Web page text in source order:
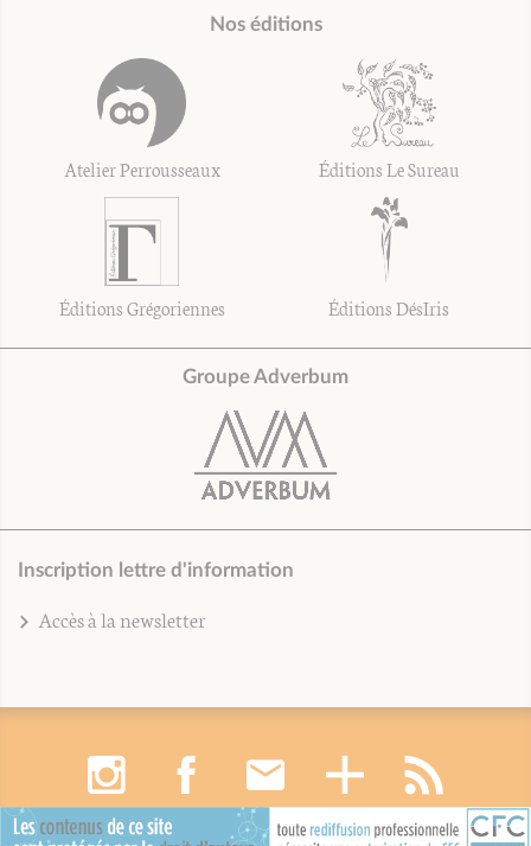
Nos éditions
Atelier Perrousseaux Éditions Le Sureau
Éditions Grégoriennes Éditions DésIris
Groupe Adverbum
Inscription lettre d'information
Accès à la newsletter